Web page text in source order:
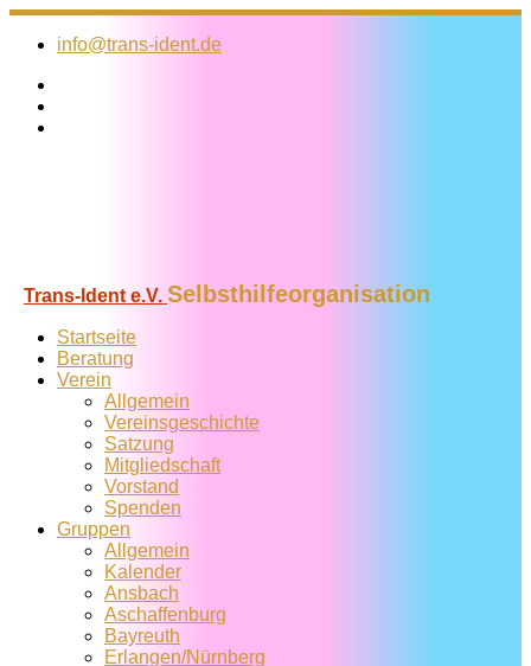
Zum
Inhalt
info@trans-ident.de
Trans-Ident e.V. Selbsthilfeorganisation
Startseite
Beratung
Verein
Allgemein
Vereins­geschichte
Satzung
Mitglied­schaft
Vorstand
Spenden
Gruppen
Allgemein
Kalender
Ansbach
Aschaffenburg
Bayreuth
Erlangen/Nürnberg